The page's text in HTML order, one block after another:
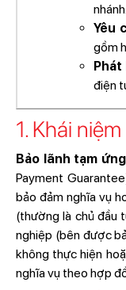
nhánh.
Yêu
gồm
Phát
điện
1. Khái
Bảo lãnh tạm ứng
Payment
bảo đảm nghĩa vụ
(thường là chủ đầu
nghiệp (bên được
không thực hiện
nghĩa vụ theo hợp